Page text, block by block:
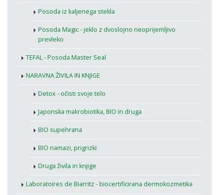
Posoda iz kaljenega stekla
Posoda Magic - jeklo z dvoslojno neoprijemljivo
prevleko
TEFAL - Posoda Master Seal
NARAVNA ŽIVILA IN KNJIGE
Detox - očisti svoje telo
Japonska makrobiotika, BIO in druga
BIO supehrana
BIO namazi, prigrizki
Druga živila in knjige
Laboratoires de Biarritz - biocertificirana dermokozmetika